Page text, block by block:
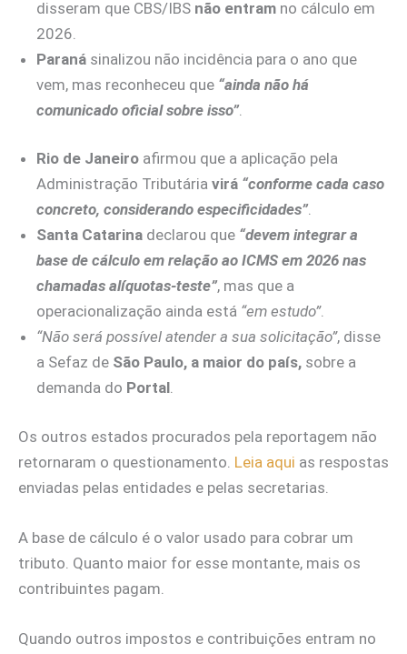
disseram que CBS/IBS não entram no cálculo em
2026.
Paraná sinalizou não incidência para o ano que
vem, mas reconheceu que “ainda não há
comunicado oficial sobre isso”.
Rio de Janeiro afirmou que a aplicação pela
Administração Tributária virá “conforme cada caso
concreto, considerando especificidades”.
Santa Catarina declarou que “devem integrar a
base de cálculo em relação ao ICMS em 2026 nas
chamadas alíquotas-teste”, mas que a
operacionalização ainda está “em estudo”.
“Não será possível atender a sua solicitação”, disse
a Sefaz de São Paulo, a maior do país, sobre a
demanda do Portal.
Os outros estados procurados pela reportagem não
retornaram o questionamento. Leia aqui as respostas
enviadas pelas entidades e pelas secretarias.
A base de cálculo é o valor usado para cobrar um
tributo. Quanto maior for esse montante, mais os
contribuintes pagam.
Quando outros impostos e contribuições entram no